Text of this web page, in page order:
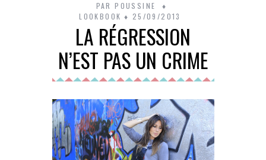
PAR POUSSINE
LOOKBOOK
25/09/2013
LA RÉGRESSION
N’EST PAS UN CRIME